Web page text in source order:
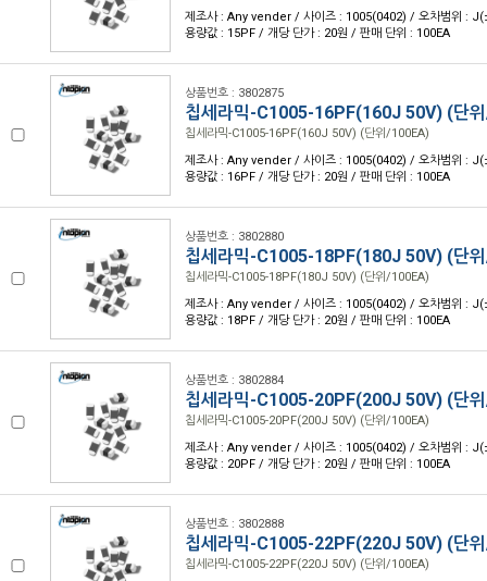
제조사 : Any vender / 사이즈 : 1005(0402) / 오차범위 :
용량값 : 15PF / 개당 단가 : 20원 / 판매 단위 : 100EA
상품번호 : 3802875
칩세라믹-C1005-16PF(160J 50V) (단
칩세라믹-C1005-16PF(160J 50V) (단위/100EA)
제조사 : Any vender / 사이즈 : 1005(0402) / 오차범위 :
용량값 : 16PF / 개당 단가 : 20원 / 판매 단위 : 100EA
상품번호 : 3802880
칩세라믹-C1005-18PF(180J 50V) (단
칩세라믹-C1005-18PF(180J 50V) (단위/100EA)
제조사 : Any vender / 사이즈 : 1005(0402) / 오차범위 :
용량값 : 18PF / 개당 단가 : 20원 / 판매 단위 : 100EA
상품번호 : 3802884
칩세라믹-C1005-20PF(200J 50V) (단
칩세라믹-C1005-20PF(200J 50V) (단위/100EA)
제조사 : Any vender / 사이즈 : 1005(0402) / 오차범위 :
용량값 : 20PF / 개당 단가 : 20원 / 판매 단위 : 100EA
상품번호 : 3802888
칩세라믹-C1005-22PF(220J 50V) (단
칩세라믹-C1005-22PF(220J 50V) (단위/100EA)